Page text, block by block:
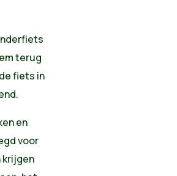
terug
fiets in
en
voor
krijgen